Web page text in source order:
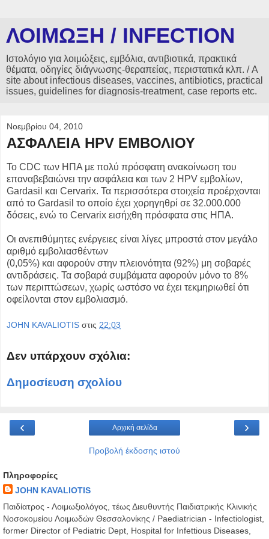
ΛΟΙΜΩΞΗ / INFECTION
Ιστολόγιο για λοιμώξεις, εμβόλια, αντιβιοτικά, πρακτικά
θέματα, οδηγίες διάγνωσης-θεραπείας, περιστατικά κλπ. / A
site about infectious diseases, vaccines, antibiotics, practical
issues, guidelines for diagnosis-treatment, case reports etc.
Νοεμβρίου 04, 2010
ΑΣΦΑΛΕΙΑ HPV ΕΜΒΟΛΙΟΥ
Το CDC των ΗΠΑ με πολύ πρόσφατη ανακοίνωση του
επαναβεβαιώνει την ασφάλεια και των 2 HPV εμβολίων,
Gardasil και Cervarix. Τα περισσότερα στοιχεία προέρχονται
από το Gardasil το οποίο έχει χορηγηθρί σε 32.000.000
δόσεις, ενώ το Cervarix εισήχθη πρόσφατα στις ΗΠΑ.
Οι ανεπιθύμητες ενέργειες είναι λίγες μπροστά στον μεγάλο
αριθμό εμβολιασθέντων
(0,05%) και αφορούν στην πλειονότητα (92%) μη σοβαρές
αντιδράσεις. Τα σοβαρά συμβάματα αφορούν μόνο το 8%
των περιπτώσεων, χωρίς ωστόσο να έχει τεκμηριωθεί ότι
οφείλονται στον εμβολιασμό.
JOHN KAVALIOTIS στις 22:03
Δεν υπάρχουν σχόλια:
Δημοσίευση σχολίου
‹ ›
Αρχική σελίδα
Προβολή έκδοσης ιστού
Πληροφορίες
JOHN KAVALIOTIS
Παιδίατρος - Λοιμωξιολόγος, τέως Διευθυντής Παιδιατρικής Κλινικής
Νοσοκομείου Λοιμωδών Θεσσαλονίκης / Paediatrician - Infectiologist,
former Director of Pediatric Dept, Hospital for Infettious Diseases,